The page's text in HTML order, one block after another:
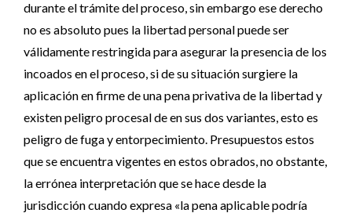
durante el trámite del proceso, sin embargo ese derecho
no es absoluto pues la libertad personal puede ser
válidamente restringida para asegurar la presencia de los
incoados en el proceso, si de su situación surgiere la
aplicación en firme de una pena privativa de la libertad y
existen peligro procesal de en sus dos variantes, esto es
peligro de fuga y entorpecimiento. Presupuestos estos
que se encuentra vigentes en estos obrados, no obstante,
la errónea interpretación que se hace desde la
jurisdicción cuando expresa «la pena aplicable podría